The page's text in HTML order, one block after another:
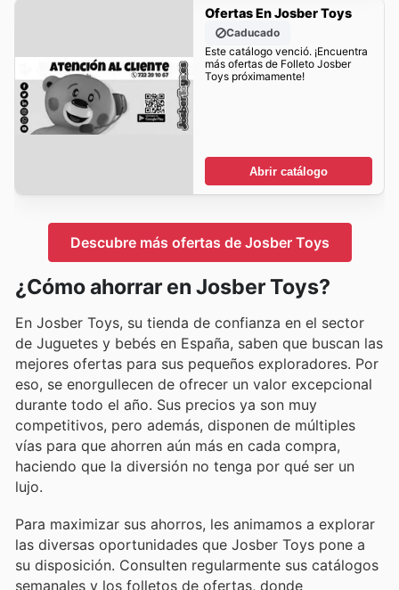
Ofertas En Josber Toys
Caducado
Este catálogo venció. ¡Encuentra
más ofertas de Folleto Josber
Toys próximamente!
Abrir catálogo
Descubre más ofertas de Josber Toys
¿Cómo ahorrar en Josber Toys?
En Josber Toys, su tienda de confianza en el sector
de Juguetes y bebés en España, saben que buscan las
mejores ofertas para sus pequeños exploradores. Por
eso, se enorgullecen de ofrecer un valor excepcional
durante todo el año. Sus precios ya son muy
competitivos, pero además, disponen de múltiples
vías para que ahorren aún más en cada compra,
haciendo que la diversión no tenga por qué ser un
lujo.
Para maximizar sus ahorros, les animamos a explorar
las diversas oportunidades que Josber Toys pone a
su disposición. Consulten regularmente sus catálogos
semanales y los folletos de ofertas, donde